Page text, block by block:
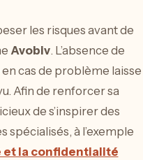
les risques avant de
Avobiv. L’absence de
cas de problème laisse
Afin de renforcer sa
de s’inspirer des
spécialisés, à l’exemple
et la confidentialité